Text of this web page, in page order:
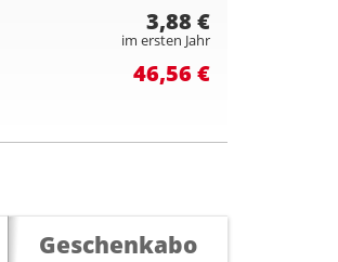
3,88 €
im ersten Jahr
46,56 €
Geschenkabo